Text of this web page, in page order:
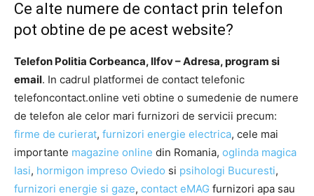
Ce alte numere de contact prin telefon
pot obtine de pe acest website?
Telefon Politia Corbeanca, Ilfov – Adresa, program si
email. In cadrul platformei de contact telefonic
telefoncontact.online veti obtine o sumedenie de numere
de telefon ale celor mari furnizori de servicii precum:
firme de curierat, furnizori energie electrica, cele mai
importante magazine online din Romania, oglinda magica
Iasi, hormigon impreso Oviedo si psihologi Bucuresti,
furnizori energie si gaze, contact eMAG furnizori apa sau